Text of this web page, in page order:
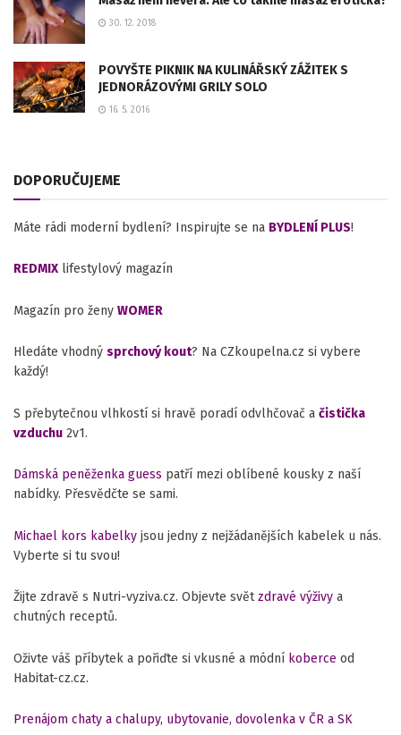
30. 12. 2018
POVYŠTE PIKNIK NA KULINÁŘSKÝ ZÁŽITEK S
JEDNORÁZOVÝMI GRILY SOLO
16. 5. 2016
DOPORUČUJEME
Máte rádi moderní bydlení? Inspirujte se na BYDLENÍ PLUS!
REDMIX lifestylový magazín
Magazín pro ženy WOMER
Hledáte vhodný sprchový kout? Na CZkoupelna.cz si vybere
každý!
S přebytečnou vlhkostí si hravě poradí odvlhčovač a čistička
vzduchu 2v1.
Dámská peněženka guess patří mezi oblíbené kousky z naší
nabídky. Přesvědčte se sami.
Michael kors kabelky jsou jedny z nejžádanějších kabelek u nás.
Vyberte si tu svou!
Žijte zdravě s Nutri-vyziva.cz. Objevte světzdravé výživy a
chutných receptů.
Oživte váš příbytek a pořiďte si vkusné a módní koberce od
Habitat-cz.cz.
Prenájom chaty a chalupy, ubytovanie, dovolenka v ČR a SK